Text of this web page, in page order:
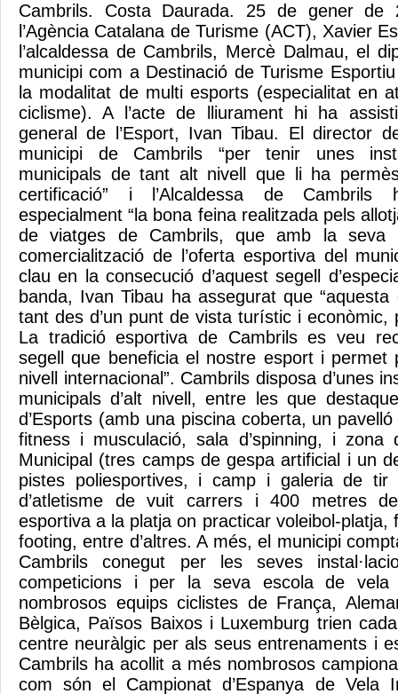
Cambrils. Costa Daurada. 25 de gener de
l’Agència Catalana de Turisme (ACT), Xavier
l’alcaldessa de Cambrils, Mercè Dalmau, el
municipi com a Destinació de Turisme
la modalitat de multi esports (especialitat en
ciclisme). A l’acte de lliurament hi ha
general de l’Esport, Ivan Tibau. El director
municipi de Cambrils “per tenir unes
municipals de tant alt nivell que li ha
certificació” i l’Alcaldessa de Cambrils
especialment “la bona feina realitzada pels
de viatges de Cambrils, que amb la seva
comercialització de l’oferta esportiva del
clau en la consecució d’aquest segell
banda, Ivan Tibau ha assegurat que
tant des d’un punt de vista turístic i econòmic,
La tradició esportiva de Cambrils es veu
segell que beneficia el nostre esport i permet
nivell internacional”. Cambrils disposa d’unes
municipals d’alt nivell, entre les que
d’Esports (amb una piscina coberta, un
fitness i musculació, sala d’spinning, i zona
Municipal (tres camps de gespa artificial i un
pistes poliesportives, i camp i galeria de
d’atletisme de vuit carrers i 400 metres
esportiva a la platja on practicar voleibol-platja,
footing, entre d’altres. A més, el municipi
Cambrils conegut per les seves
competicions i per la seva escola de vela
nombrosos equips ciclistes de França,
Bèlgica, Països Baixos i Luxemburg trien
centre neuràlgic per als seus entrenaments i
Cambrils ha acollit a més nombrosos
com són el Campionat d’Espanya de Vela